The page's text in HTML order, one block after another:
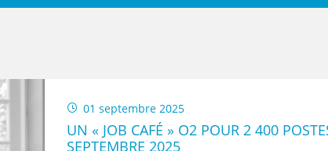
01 septembre 2025
UN « JOB CAFÉ » O2 POUR 2 400
SEPTEMBRE 2025